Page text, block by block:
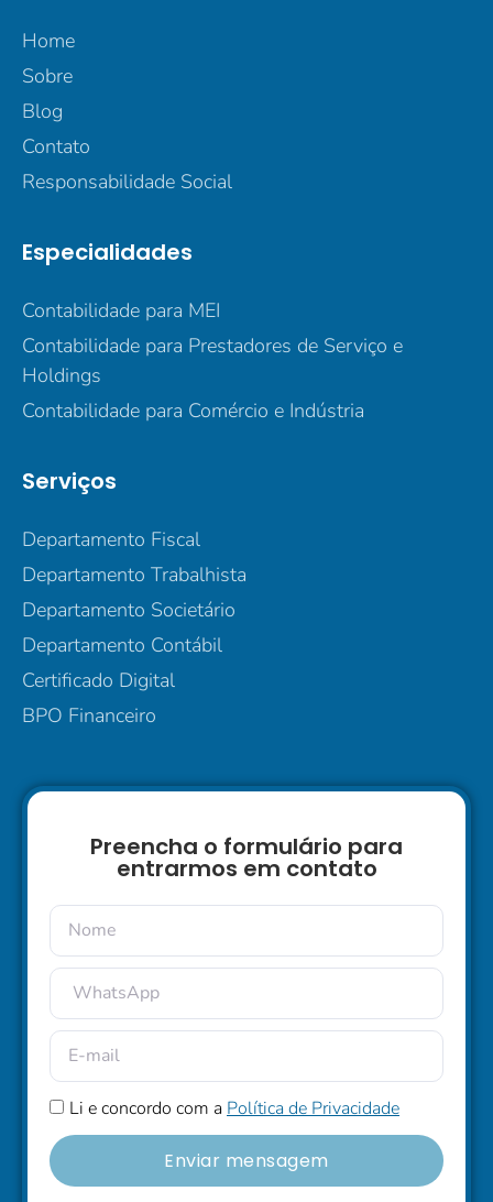
Home
Sobre
Blog
Contato
Responsabilidade Social
Especialidades
Contabilidade para MEI
Contabilidade para Prestadores de Serviço e
Holdings
Contabilidade para Comércio e Indústria
Serviços
Departamento Fiscal
Departamento Trabalhista
Departamento Societário
Departamento Contábil
Certificado Digital
BPO Financeiro
Preencha o formulário para
entrarmos em contato
Li e concordo com a Política de Privacidade
Enviar mensagem